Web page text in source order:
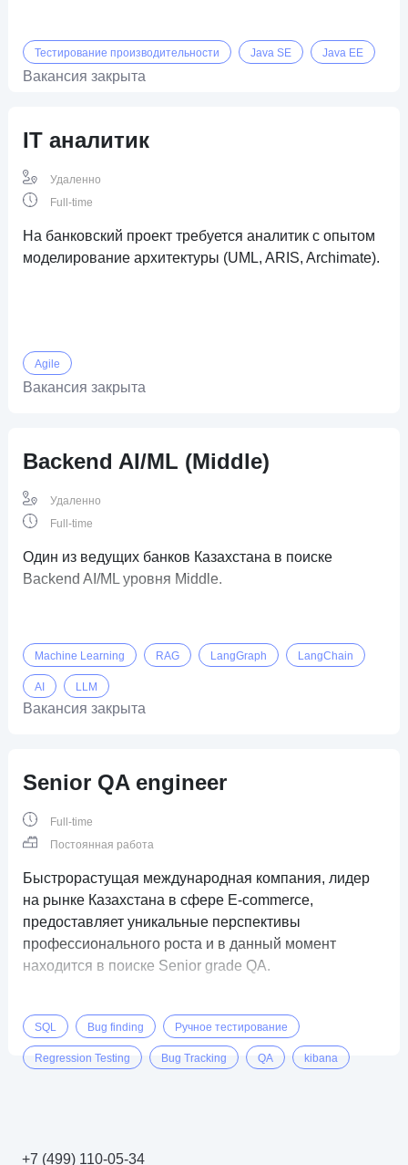
Тестирование производительности Java SE Java EE
Вакансия закрыта
IT аналитик
Удаленно
Full-time
На банковский проект требуется аналитик c опытом
моделирование архитектуры (UML, ARIS, Archimate).
Agile
Вакансия закрыта
Backend AI/ML (Middle)
Удаленно
Full-time
Один из ведущих банков Казахстана в поиске
Backend AI/ML уровня Middle.
Machine Learning RAG LangGraph LangChain
AI LLM
Вакансия закрыта
Senior QA engineer
Full-time
Постоянная работа
Быстрорастущая международная компания, лидер
на рынке Казахстана в сфере E-commerce,
предоставляет уникальные перспективы
профессионального роста и в данный момент
находится в поиске Senior grade QA.
SQL Bug finding Ручное тестирование
Regression Testing Bug Tracking QA kibana
+7 (499) 110-05-34